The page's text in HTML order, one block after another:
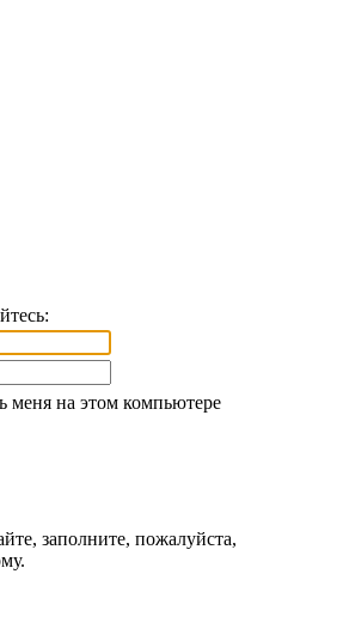
меня на этом компьютере
заполните, пожалуйста,